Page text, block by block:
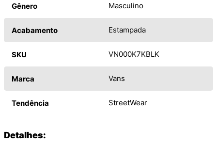
Gênero Masculino
Acabamento Estampada
SKU VN000K7KBLK
Marca Vans
Tendência StreetWear
Detalhes: